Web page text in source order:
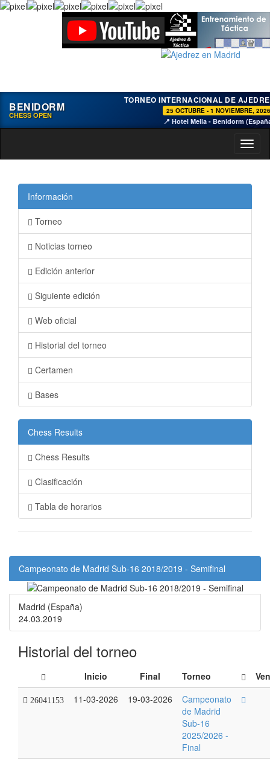
BENIDORM
CHESS OPEN
TORNEO INTERNACIONAL DE
25 OCTUBRE - 1 NOVIEMBRE, 2026
📍 Hotel Melia - Benidorm
Información
Torneo
Noticias torneo
Edición anterior
Siguiente edición
Web oficial
Historial del torneo
Certamen
Bases
Chess Results
Chess Results
Clasificación
Tabla de horarios
Campeonato de Madrid Sub-16 2018/2019 - Semifinal
Madrid (España)
24.03.2019
Historial del torneo
Inicio Final Torneo
26041153 11-03-2026 19-03-2026
Campeonato
de Madrid
Sub-16
2025/2026 -
Final